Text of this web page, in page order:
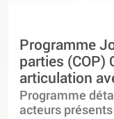
Programme
parties (COP)
articulation
Programme
acteurs